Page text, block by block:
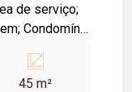
de serviço;
45 m²